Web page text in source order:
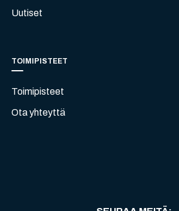
Uutiset
TOIMIPISTEET
Toimipisteet
Ota yhteyttä